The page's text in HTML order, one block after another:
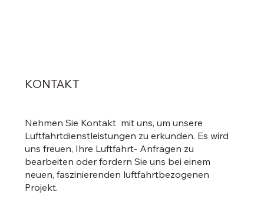
KONTAKT
Nehmen Sie Kontakt mit uns, um unsere
Luftfahrtdienstleistungen zu erkunden. Es wird
uns freuen, Ihre Luftfahrt- Anfragen zu
bearbeiten oder fordern Sie uns bei einem
neuen, faszinierenden luftfahrtbezogenen
Projekt.